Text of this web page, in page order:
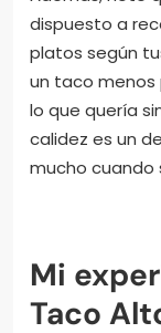
cercana y
empleados,
pasión por la
sintiera
en una
platos según
un taco menos
lo que quería